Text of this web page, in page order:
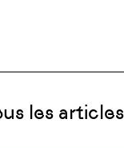
les articles